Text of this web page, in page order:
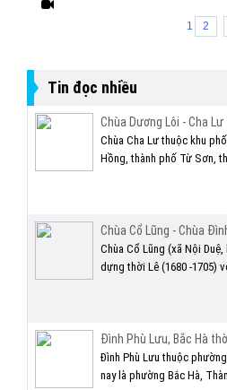
1 2
Tin đọc nhiều
Chùa Dương Lôi - Cha Lư
Chùa Cha Lư thuộc khu
Hồng, thành phố Từ Sơn,
Chùa Cổ Lũng - Chùa
Chùa Cổ Lũng (xã Nội
dựng thời Lê (1680 -1705)
Đình Phù Lưu, Bắc Hà
Đình Phù Lưu thuộc
nay là phường Bắc Hà,